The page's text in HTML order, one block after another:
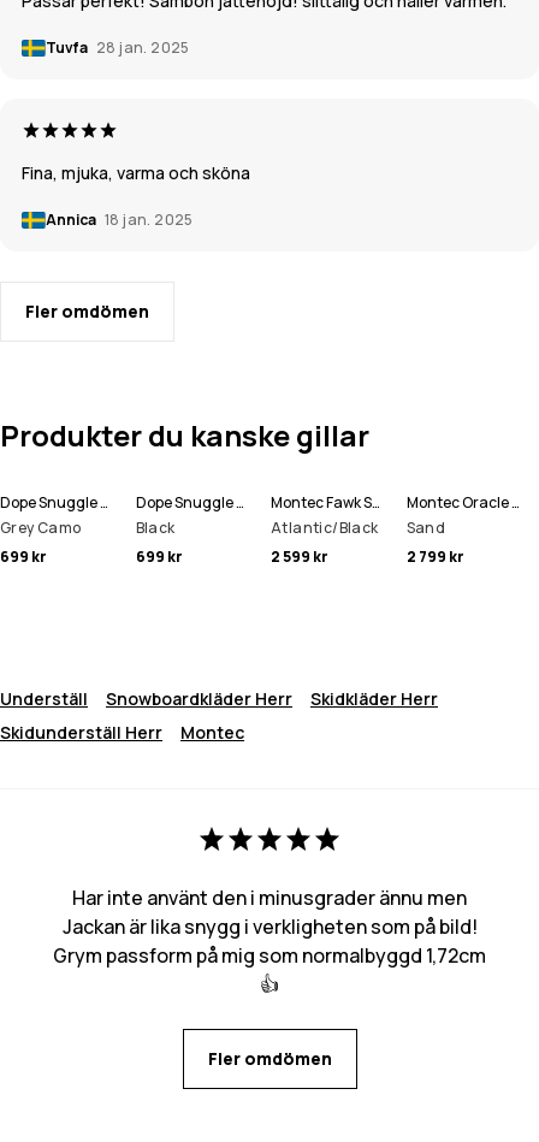
Tuvfa 28 jan. 2025
Fina, mjuka, varma och sköna
Annica 18 jan. 2025
Fler omdömen
Produkter du kanske gillar
Dope Snuggle Underställströja Man
Grey Camo
699 kr
Dope Snuggle Underställströja Man
Black
699 kr
Montec Fawk Snowboardbyxa Man
Atlantic/Black
2 599 kr
Montec Oracle Skidjacka Man
Sand
2 799 kr
Underställ Snowboardkläder Herr
Skidkläder Herr
Skidunderställ Herr
Montec
Har inte använt den i minusgrader ännu men
Jackan är lika snygg i verkligheten som på bild!
Grym passform på mig som normalbyggd 1,72cm
👍
Fler omdömen